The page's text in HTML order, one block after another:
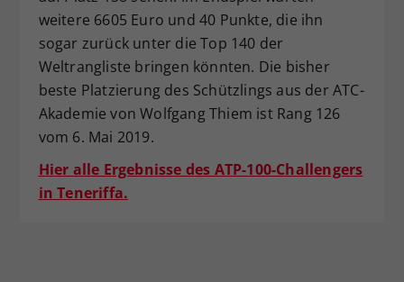
weitere 6605 Euro und 40 Punkte, die ihn
sogar zurück unter die Top 140 der
Weltrangliste bringen könnten. Die bisher
beste Platzierung des Schützlings aus der ATC-
Akademie von Wolfgang Thiem ist Rang 126
vom 6. Mai 2019.
Hier alle Ergebnisse des ATP-100-Challengers
in Teneriffa.